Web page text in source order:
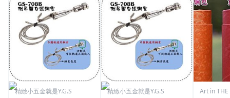
精緻小五金就是Y.G.S 精緻小五金就是Y.G.S Art in